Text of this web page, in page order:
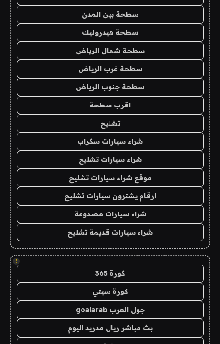
سطحة بين المدن
سطحة هيدروليك
سطحة شمال الرياض
سطحة غرب الرياض
سطحة جنوب الرياض
اقرب سطحة
تشليح
شراء سيارات سكراب
شراء سيارات تشليح
موقع شراء سيارات تشليح
ارقام يشترون سيارات تشليح
شراء سيارات مصدومة
شراء سيارات قديمة تشليح
!
كورة 365
كورة سيتي
جول العرب goalarab
بث مباشر ريال مدريد اليوم